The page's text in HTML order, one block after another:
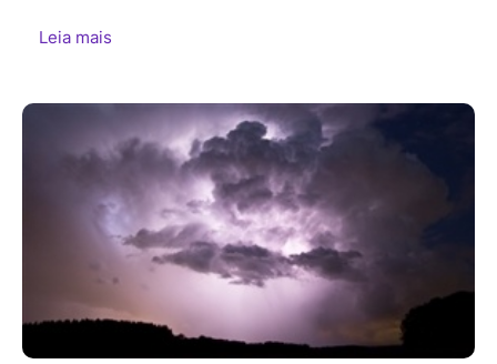
Leia mais